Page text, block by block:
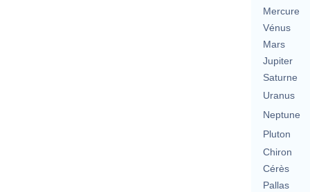
Mercure
Vénus
Mars
Jupiter
Saturne
Uranus
Neptune
Pluton
Chiron
Cérès
Pallas